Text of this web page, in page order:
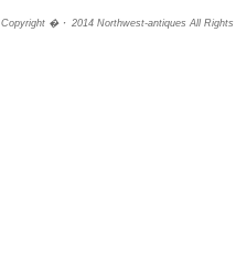
Copyright �・ 2014 Northwest-antiques All